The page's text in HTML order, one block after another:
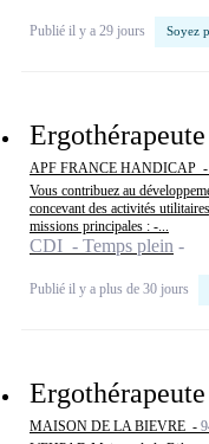
Publié il y a 29 jours Soyez
APF FRANCE HANDICAP -
Vous contribuez au
concevant des activités
missions principales : -...
CDI - Temps plein
Publié il y a plus de 30 jours
MAISON DE LA BIEVRE -